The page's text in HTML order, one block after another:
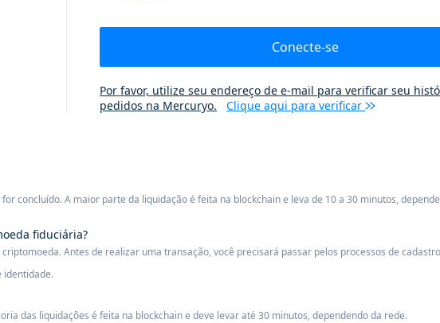
Conecte-se
Por favor, utilize seu endereço de e-mail para verificar seu
pedidos na Mercuryo.
Clique aqui para verificar
concluído. A maior parte da liquidação é feita na blockchain e leva de 10 a 30 minutos,
fiduciária?
Antes de realizar uma transação, você precisará passar pelos processos de cadastro
identidade.
das liquidações é feita na blockchain e deve levar até 30 minutos, dependendo da rede.